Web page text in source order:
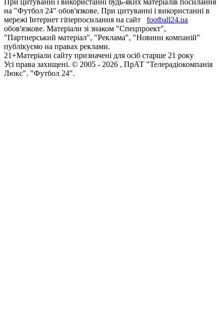
При цитуванні і використанні будь-яких матеріалів посилання
на "Футбол 24" обов'язкове. При цитуванні і використанні в
мережі Інтернет гіперпосилання на сайт
football24.ua
обов'язкове. Матеріали зі знаком "Спецпроект",
"Партнерський матеріал", "Реклама", "Новини компаній"
публікуємо на правах реклами.
21+Матеріали сайту призначені для осіб старше 21 року
Усi права захищенi. © 2005 - 2026 , ПрАТ "Телерадіокомпанія
Люкс". "Футбол 24".